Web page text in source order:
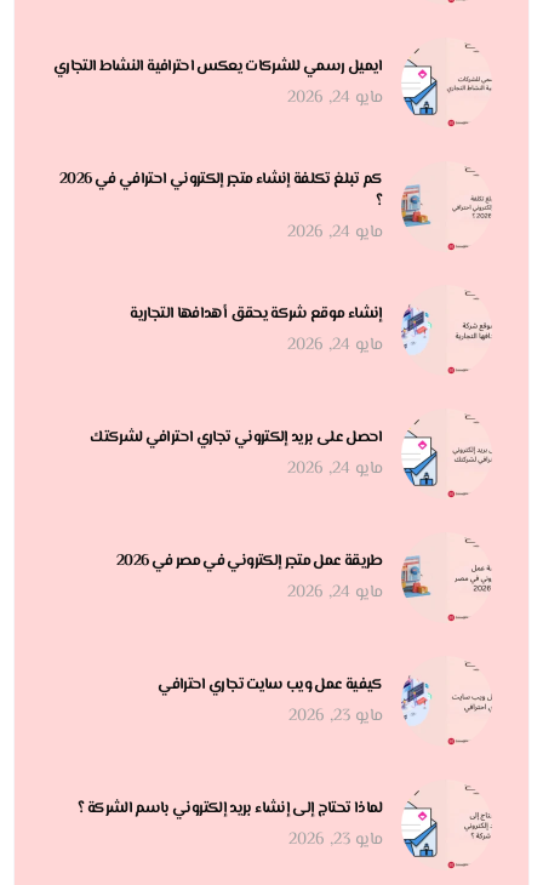
ايميل رسمي للشركات يعكس احترافية النشاط التجاري
مايو 24, 2026
كم تبلغ تكلفة إنشاء متجر إلكتروني احترافي في 2026
؟
مايو 24, 2026
إنشاء موقع شركة يحقق أهدافها التجارية
مايو 24, 2026
احصل على بريد إلكتروني تجاري احترافي لشركتك
مايو 24, 2026
طريقة عمل متجر إلكتروني في مصر في 2026
مايو 24, 2026
كيفية عمل ويب سايت تجاري احترافي
مايو 23, 2026
لماذا تحتاج إلى إنشاء بريد إلكتروني باسم الشركة ؟
مايو 23, 2026